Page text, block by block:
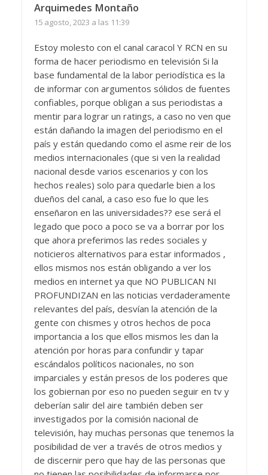
Arquimedes Montaño
15 agosto, 2023 a las 11:39
Estoy molesto con el canal caracol Y RCN en su
forma de hacer periodismo en televisión Si la
base fundamental de la labor periodística es la
de informar con argumentos sólidos de fuentes
confiables, porque obligan a sus periodistas a
mentir para lograr un ratings, a caso no ven que
están dañando la imagen del periodismo en el
país y están quedando como el asme reir de los
medios internacionales (que si ven la realidad
nacional desde varios escenarios y con los
hechos reales) solo para quedarle bien a los
dueños del canal, a caso eso fue lo que les
enseñaron en las universidades?? ese será el
legado que poco a poco se va a borrar por los
que ahora preferimos las redes sociales y
noticieros alternativos para estar informados ,
ellos mismos nos están obligando a ver los
medios en internet ya que NO PUBLICAN NI
PROFUNDIZAN en las noticias verdaderamente
relevantes del país, desvían la atención de la
gente con chismes y otros hechos de poca
importancia a los que ellos mismos les dan la
atención por horas para confundir y tapar
escándalos políticos nacionales, no son
imparciales y están presos de los poderes que
los gobiernan por eso no pueden seguir en tv y
deberían salir del aire también deben ser
investigados por la comisión nacional de
televisión, hay muchas personas que tenemos la
posibilidad de ver a través de otros medios y
de discernir pero que hay de las personas que